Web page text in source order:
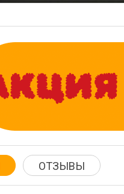
ОТЗЫВЫ